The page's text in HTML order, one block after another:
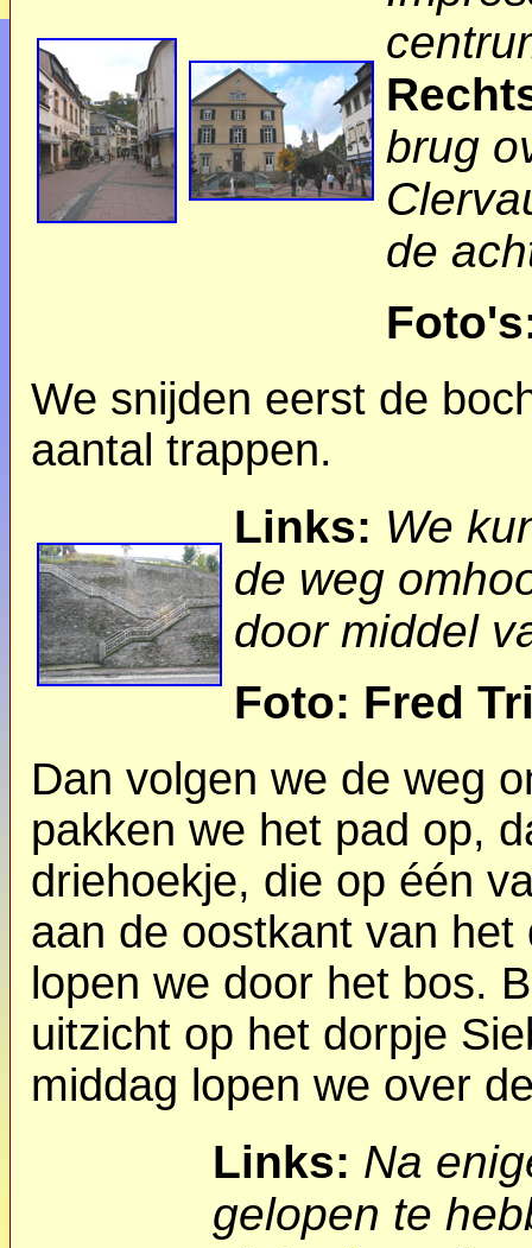
brug
de
We snijden eerst de
aantal trappen.
Links: We
de weg
door middel
Foto: Fred
Dan volgen we de weg
pakken we het pad op,
driehoekje, die op één
aan de oostkant van
lopen we door het bos.
uitzicht op het dorpje
middag lopen we over
Links: Na
gelopen te